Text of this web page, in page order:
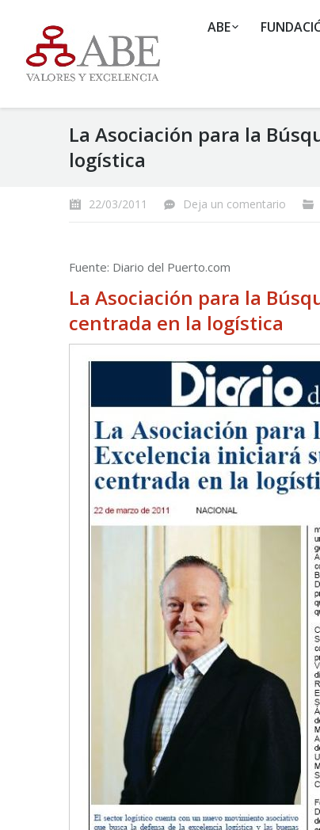
ABE
La Asociación para la
logística
22/03/2011 Deja un comentario
Fuente: Diario del Puerto.com
La Asociación para la
centrada en la logística